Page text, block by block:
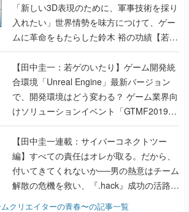
「新しい3D表現のために、軍事技術を採り
入れたい」世界情勢を味方につけて、ゲー
ムに革命をもたらした鈴木 裕の功績【若ゲ
のいたり】
【田中圭一：若ゲのいたり】ゲーム開発統
合環境「Unreal Engine」最新バージョン
で、開発環境はどう変わる？ ゲーム業界向
けソリューションイベント「GTMF2019」
に行って、より理解を深めよう【PR】
【田中圭一連載：サイバーコネクトツー
編】すべての責任はオレが取る。だから、
付いてきてくれないか──男の熱意はチーム
解散の危機を救い、『.hack』成功の活路を
開く。業界の快男児・松山 洋に流れる血は
クリエイターの青春〜の記事一覧